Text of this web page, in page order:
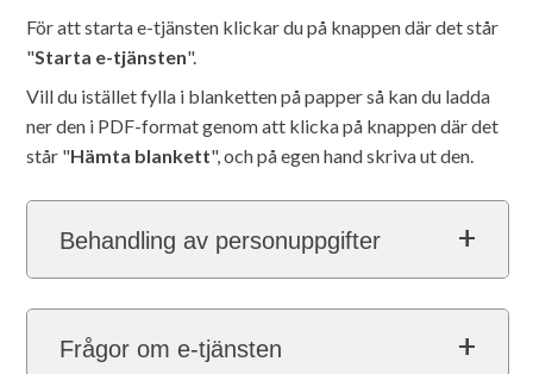
För att starta e-tjänsten klickar du på knappen där det står
"Starta e-tjänsten".
Vill du istället fylla i blanketten på papper så kan du ladda
ner den i PDF-format genom att klicka på knappen där det
står "Hämta blankett", och på egen hand skriva ut den.
Behandling av personuppgifter
Frågor om e-tjänsten